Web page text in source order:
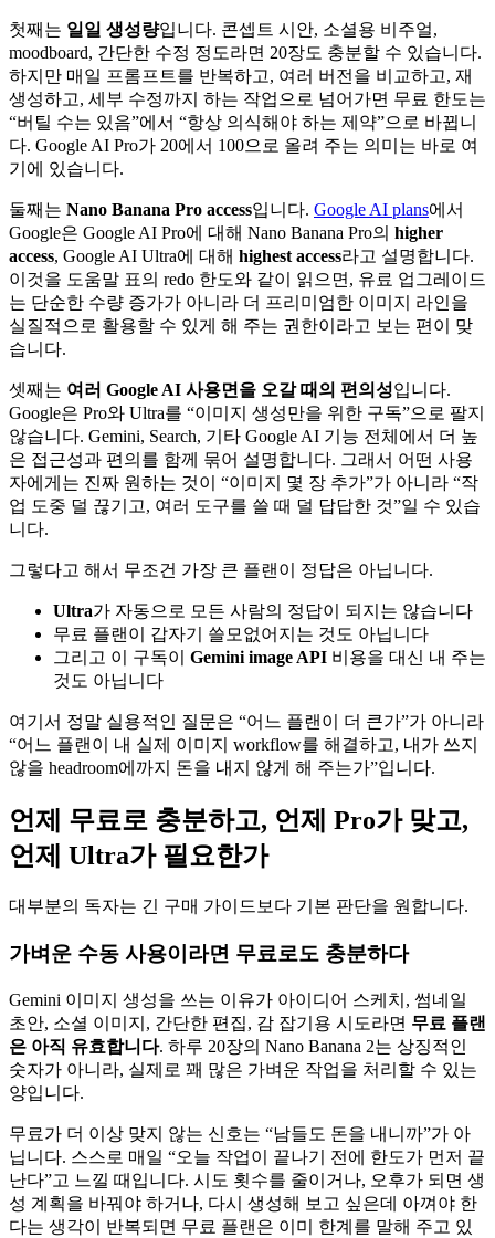
첫째는 일일 생성량입니다. 콘셉트 시안, 소셜용 비주얼,
moodboard, 간단한 수정 정도라면 20장도 충분할 수 있습니다.
하지만 매일 프롬프트를 반복하고, 여러 버전을 비교하고, 재
생성하고, 세부 수정까지 하는 작업으로 넘어가면 무료 한도는
“버틸 수는 있음”에서 “항상 의식해야 하는 제약”으로 바뀝니
다. Google AI Pro가 20에서 100으로 올려 주는 의미는 바로 여
기에 있습니다.
둘째는 Nano Banana Pro access입니다. Google AI plans에서
Google은 Google AI Pro에 대해 Nano Banana Pro의 higher
access, Google AI Ultra에 대해 highest access라고 설명합니다.
이것을 도움말 표의 redo 한도와 같이 읽으면, 유료 업그레이드
는 단순한 수량 증가가 아니라 더 프리미엄한 이미지 라인을
실질적으로 활용할 수 있게 해 주는 권한이라고 보는 편이 맞
습니다.
셋째는 여러 Google AI 사용면을 오갈 때의 편의성입니다.
Google은 Pro와 Ultra를 “이미지 생성만을 위한 구독”으로 팔지
않습니다. Gemini, Search, 기타 Google AI 기능 전체에서 더 높
은 접근성과 편의를 함께 묶어 설명합니다. 그래서 어떤 사용
자에게는 진짜 원하는 것이 “이미지 몇 장 추가”가 아니라 “작
업 도중 덜 끊기고, 여러 도구를 쓸 때 덜 답답한 것”일 수 있습
니다.
그렇다고 해서 무조건 가장 큰 플랜이 정답은 아닙니다.
Ultra가 자동으로 모든 사람의 정답이 되지는 않습니다
무료 플랜이 갑자기 쓸모없어지는 것도 아닙니다
그리고 이 구독이 Gemini image API 비용을 대신 내 주는
것도 아닙니다
여기서 정말 실용적인 질문은 “어느 플랜이 더 큰가”가 아니라
“어느 플랜이 내 실제 이미지 workflow를 해결하고, 내가 쓰지
않을 headroom에까지 돈을 내지 않게 해 주는가”입니다.
언제 무료로 충분하고, 언제 Pro가 맞고,
언제 Ultra가 필요한가
대부분의 독자는 긴 구매 가이드보다 기본 판단을 원합니다.
가벼운 수동 사용이라면 무료로도 충분하다
Gemini 이미지 생성을 쓰는 이유가 아이디어 스케치, 썸네일
초안, 소셜 이미지, 간단한 편집, 감 잡기용 시도라면 무료 플랜
은 아직 유효합니다. 하루 20장의 Nano Banana 2는 상징적인
숫자가 아니라, 실제로 꽤 많은 가벼운 작업을 처리할 수 있는
양입니다.
무료가 더 이상 맞지 않는 신호는 “남들도 돈을 내니까”가 아
닙니다. 스스로 매일 “오늘 작업이 끝나기 전에 한도가 먼저 끝
난다”고 느낄 때입니다. 시도 횟수를 줄이거나, 오후가 되면 생
성 계획을 바꿔야 하거나, 다시 생성해 보고 싶은데 아껴야 한
다는 생각이 반복되면 무료 플랜은 이미 한계를 말해 주고 있